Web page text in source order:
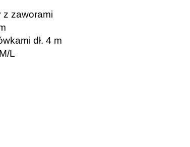
z zaworami
dł. 4 m
L